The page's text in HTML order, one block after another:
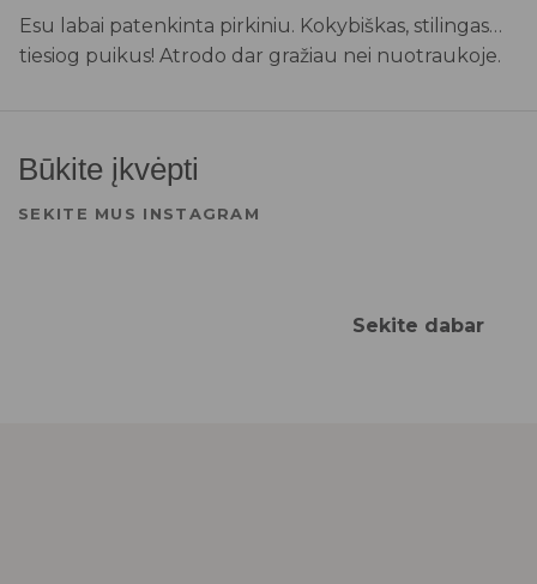
Esu labai patenkinta pirkiniu. Kokybiškas, stilingas…
tiesiog puikus! Atrodo dar gražiau nei nuotraukoje.
Būkite įkvėpti
SEKITE MUS INSTAGRAM
Sekite dabar